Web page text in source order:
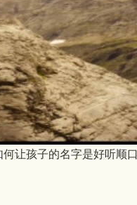
让孩子的名字是好听顺